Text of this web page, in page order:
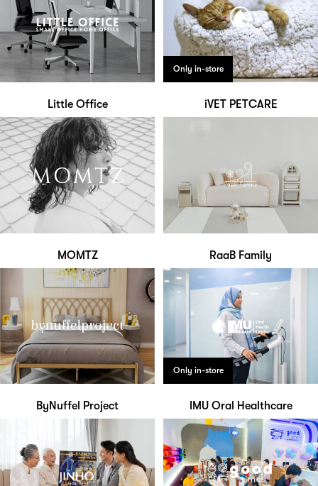
Little Office
Only in-store
iVET PETCARE
MOMTZ RaaB Family
ByNuffel Project
Only in-store
IMU Oral Healthcare